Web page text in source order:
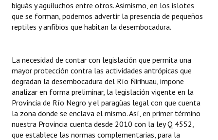
Banca del Vecino - Registro
Huéspedes de Honor - Registro
Reconocimientos - Registro
Bariloche, Municipio intercultural
Entrega de distinciones
REFORMA DE LA CARTA ORGÁNICA
biguás y aguiluchos entre otros. Asimismo, en los islotes
que se forman, podemos advertir la presencia de pequeños
reptiles y anfibios que habitan la desembocadura.
La necesidad de contar con legislación que permita una
mayor protección contra las actividades antrópicas que
degradan la desembocadura del Río Ñirihuau, impone
analizar en forma preliminar, la legislación vigente en la
Provincia de Río Negro y el paragüas legal con que cuenta
la zona donde se enclava el mismo. Así, en primer término
nuestra Provincia cuenta desde 2010 con la ley Q 4552,
que establece las normas complementarias, para la